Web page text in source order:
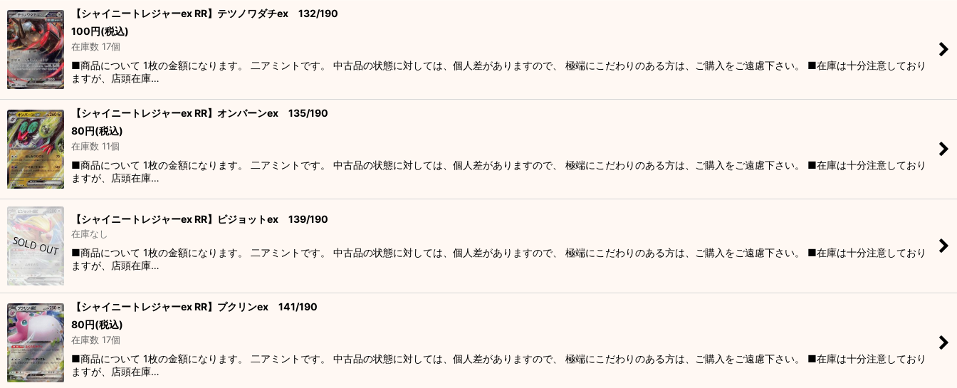
【シャイニートレジャーex RR】テツノワダチex 132/190
100円(税込)
在庫数 17個
■商品について 1枚の金額になります。 二アミントです。 中古品の状態に対しては、個人差がありますので、 極端にこだわりのある方は、ご購入をご遠慮下さい。 ■在庫は十分注意しており
ますが、店頭在庫…
【シャイニートレジャーex RR】オンバーンex 135/190
80円(税込)
在庫数 11個
■商品について 1枚の金額になります。 二アミントです。 中古品の状態に対しては、個人差がありますので、 極端にこだわりのある方は、ご購入をご遠慮下さい。 ■在庫は十分注意しており
ますが、店頭在庫…
【シャイニートレジャーex RR】ピジョットex 139/190
在庫なし
■商品について 1枚の金額になります。 二アミントです。 中古品の状態に対しては、個人差がありますので、 極端にこだわりのある方は、ご購入をご遠慮下さい。 ■在庫は十分注意しており
ますが、店頭在庫…
【シャイニートレジャーex RR】プクリンex 141/190
80円(税込)
在庫数 17個
■商品について 1枚の金額になります。 二アミントです。 中古品の状態に対しては、個人差がありますので、 極端にこだわりのある方は、ご購入をご遠慮下さい。 ■在庫は十分注意しており
ますが、店頭在庫…